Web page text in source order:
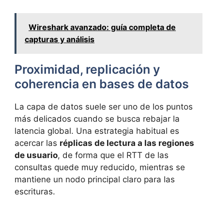
Wireshark avanzado: guía completa de
capturas y análisis
Proximidad, replicación y
coherencia en bases de datos
La capa de datos suele ser uno de los puntos
más delicados cuando se busca rebajar la
latencia global. Una estrategia habitual es
acercar las réplicas de lectura a las regiones
de usuario, de forma que el RTT de las
consultas quede muy reducido, mientras se
mantiene un nodo principal claro para las
escrituras.